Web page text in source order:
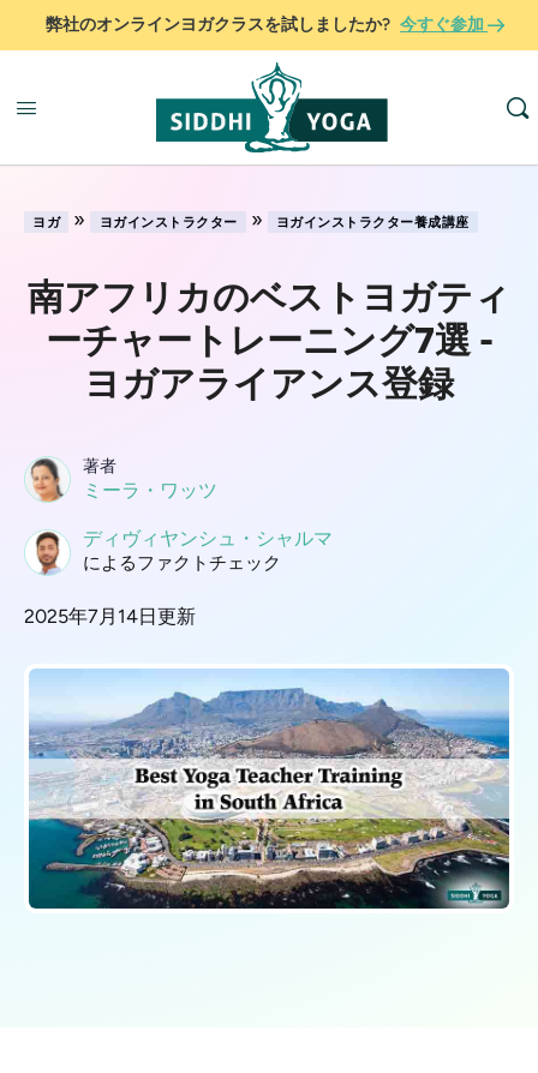
弊社のオンラインヨガクラスを試しましたか? 今すぐ参加
ヨガ » ヨガインストラクター » ヨガインストラクター養成講座
南アフリカのベストヨガティ
ーチャートレーニング7選 -
ヨガアライアンス登録
著者
ミーラ・ワッツ
ディヴィヤンシュ・シャルマ
によるファクトチェック
2025年7月14日更新